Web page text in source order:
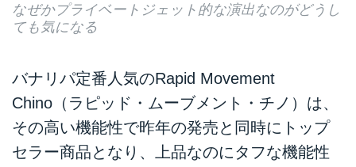
なぜかプライベートジェット的な演出なのがどうし
ても気になる
バナリパ定番人気のRapid Movement
Chino（ラピッド・ムーブメント・チノ）は、
その高い機能性で昨年の発売と同時にトップ
セラー商品となり、上品なのにタフな機能性